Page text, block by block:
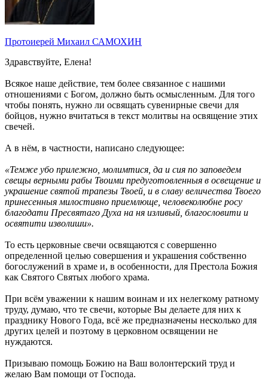
Протоиерей Михаил САМОХИН
Здравствуйте, Елена!
Всякое наше действие, тем более связанное с нашими
отношениями с Богом, должно быть осмысленным. Для того
чтобы понять, нужно ли освящать сувенирные свечи для
бойцов, нужно вчитаться в текст молитвы на освящение этих
свечей.
А в нём, в частности, написано следующее:
«Темже убо прилежно, молимтися, да и сия по заповедем
свещы верными рабы Твоими предуготовленныя в освещение и
украшение святой трапезы Твоей, и в славу величества Твоего
принесенныя милостивно приемлюще, человеколюбне росу
благодати Пресвятаго Духа на ня изливый, благословити и
освятити изволиши».
То есть церковные свечи освящаются с совершенно
определенной целью совершения и украшения собственно
богослужений в храме и, в особенности, для Престола Божия
как Святого Святых любого храма.
При всём уважении к нашим воинам и их нелегкому ратному
труду, думаю, что те свечи, которые Вы делаете для них к
празднику Нового Года, всё же предназначены несколько для
других целей и поэтому в церковном освящении не
нуждаются.
Призываю помощь Божию на Ваш волонтерский труд и
желаю Вам помощи от Господа.